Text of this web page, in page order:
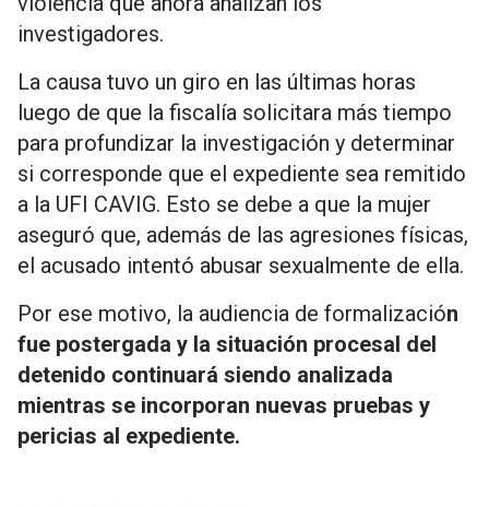
investigadores.
La causa tuvo un giro en las últimas horas
luego de que la fiscalía solicitara más tiempo
para profundizar la investigación y determinar
si corresponde que el expediente sea remitido
a la UFI CAVIG. Esto se debe a que la mujer
aseguró que, además de las agresiones físicas,
el acusado intentó abusar sexualmente de ella.
Por ese motivo, la audiencia de formalización
fue postergada y la situación procesal del
detenido continuará siendo analizada
mientras se incorporan nuevas pruebas y
pericias al expediente.